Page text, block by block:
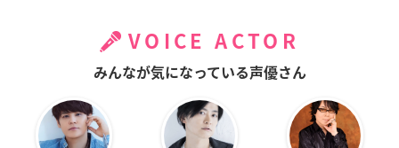
VOICE ACTOR
みんなが気になっている声優さん